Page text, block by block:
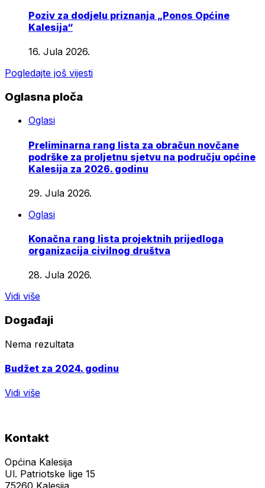
Poziv za dodjelu priznanja „Ponos Općine
Kalesija“
16. Jula 2026.
Pogledajte još vijesti
Oglasna ploča
Oglasi
Preliminarna rang lista za obračun novčane
podrške za proljetnu sjetvu na području općine
Kalesija za 2026. godinu
29. Jula 2026.
Oglasi
Konačna rang lista projektnih prijedloga
organizacija civilnog društva
28. Jula 2026.
Vidi više
Događaji
Nema rezultata
Budžet za 2024. godinu
Vidi više
Kontakt
Općina Kalesija
Ul. Patriotske lige 15
75260 Kalesija